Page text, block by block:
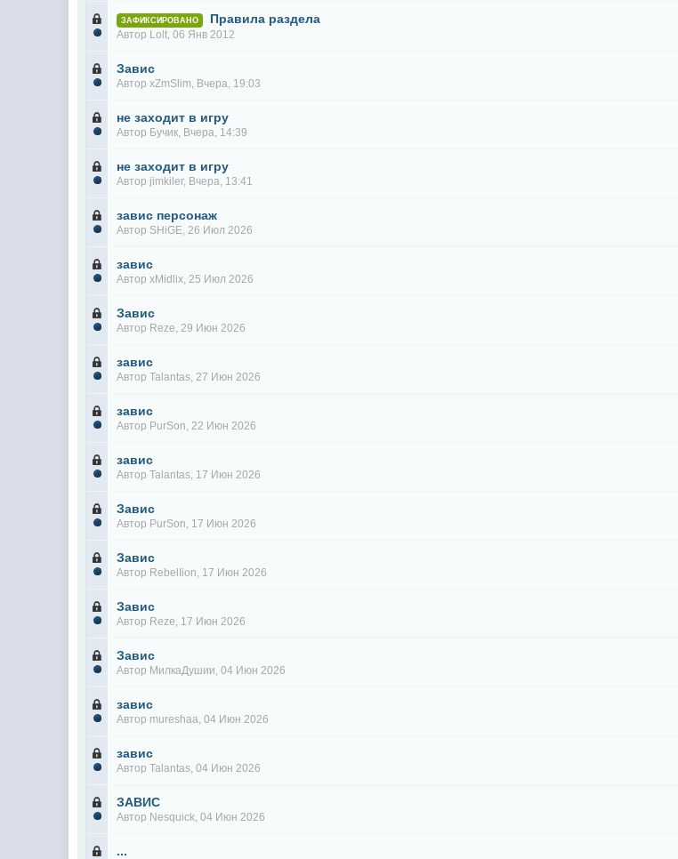
ЗАФИКСИРОВАНО Правила раздела
Автор Lolt, 06 Янв 2012
Завис
АвторxZmSlim, Вчера, 19:03
не заходит в игру
Автор Бучик, Вчера, 14:39
не заходит в игру
Автор jimkiler, Вчера, 13:41
завис персонаж
Автор SHiGE, 26 Июл 2026
завис
АвторxMidlix, 25 Июл 2026
Завис
Автор Reze, 29 Июн 2026
завис
АвторTalantas, 27 Июн 2026
завис
Автор PurSon, 22 Июн 2026
завис
АвторTalantas, 17 Июн 2026
Завис
Автор PurSon, 17 Июн 2026
Завис
Автор RebelIion, 17 Июн 2026
Завис
Автор Reze, 17 Июн 2026
Завис
Автор МилкаДушии, 04 Июн 2026
завис
Автор mureshaa, 04 Июн 2026
завис
АвторTalantas, 04 Июн 2026
ЗАВИС
Автор Nesquick, 04 Июн 2026
...